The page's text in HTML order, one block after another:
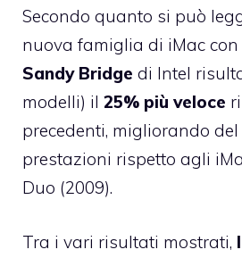
Secondo quanto si può
nuova famiglia di iMac con
Sandy Bridge di Intel
modelli) il 25% più veloce
precedenti, migliorando del
prestazioni rispetto agli
Duo (2009).
Tra i vari risultati mostrati,